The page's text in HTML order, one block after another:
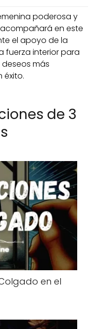
poderosa y
en este
el apoyo de la
fuerza interior para
más
éxito.
de 3
en el